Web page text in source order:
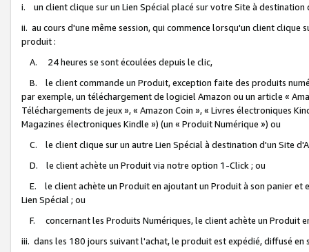
i. un client clique sur un Lien Spécial placé sur votre Site à destination
ii. au cours d'une même session, qui commence lorsqu'un client
produit :
A. 24 heures se sont écoulées depuis le clic,
B. le client commande un Produit, exception faite des produits
par exemple, un téléchargement de logiciel Amazon ou un article «
Téléchargements de jeux », « Amazon Coin », « Livres électroniques
Magazines électroniques Kindle ») (un « Produit Numérique ») ou
C. le client clique sur un autre Lien Spécial à destination d'un Site
D. le client achète un Produit via notre option 1-Click ; ou
E. le client achète un Produit en ajoutant un Produit à son panier et
Lien Spécial ; ou
F. concernant les Produits Numériques, le client achète un Produit
iii. dans les 180 jours suivant l'achat, le produit est expédié, diffusé